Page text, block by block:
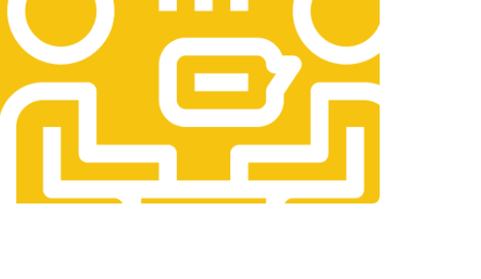
от 2700 ₽ Заказать
от 950 ₽ Заказать
от 1750 ₽